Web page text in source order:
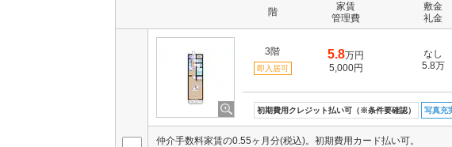
階
家賃
管理費
敷金
礼金
3階
即入居可
5.8万円
5,000円
なし
5.8万
初期費用クレジット払い可（※条件要確認） 写真充
仲介手数料家賃の0.55ヶ月分(税込)。初期費用カード払い可。